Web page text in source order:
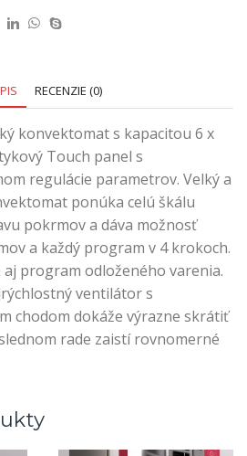
RECENZIE (0)
konvektomat s kapacitou 6 x
Touch panel s
regulácie parametrov. Velký a
ponúka celú škálu
pokrmov a dáva možnosť
a každý program v 4 krokoch.
program odloženého varenia.
ventilátor s
chodom dokáže výrazne skrátiť
rade zaistí rovnomerné